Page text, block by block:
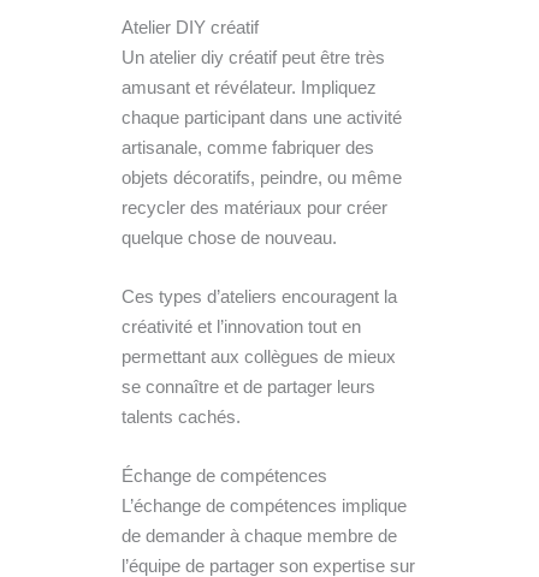
Atelier DIY créatif
Un atelier diy créatif peut être très
amusant et révélateur. Impliquez
chaque participant dans une activité
artisanale, comme fabriquer des
objets décoratifs, peindre, ou même
recycler des matériaux pour créer
quelque chose de nouveau.
Ces types d’ateliers encouragent la
créativité et l’innovation tout en
permettant aux collègues de mieux
se connaître et de partager leurs
talents cachés.
Échange de compétences
L’échange de compétences implique
de demander à chaque membre de
l’équipe de partager son expertise sur